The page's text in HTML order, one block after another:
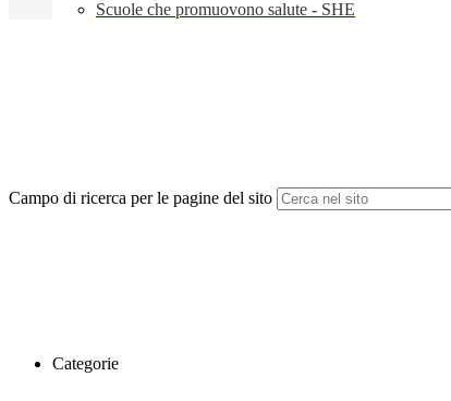
Scuole che promuovono salute - SHE
Campo di ricerca per le pagine del sito
Categorie